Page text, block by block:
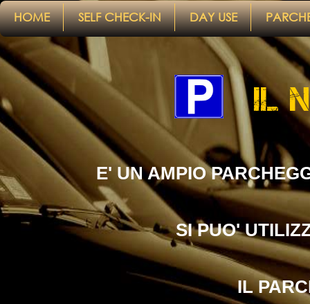
google-site-
IL
E' UN AMPIO
SI PUO'
IL
HOME SELF CHECK-IN DAY USE